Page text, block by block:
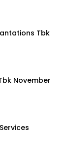
Tbk
November